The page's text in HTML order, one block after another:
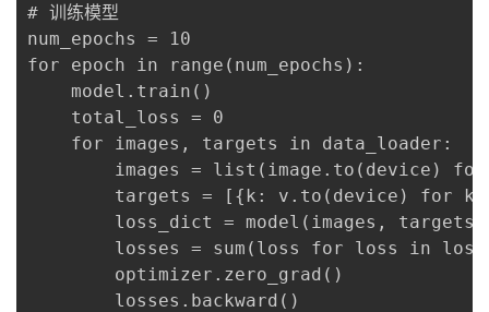
# 训练模型
num_epochs = 10
for epoch in range(num_epochs):
    model.train()
    total_loss = 0
    for images, targets in data_loader:
images = list(image.to(device)
targets = [{k: v.to(device) for
        loss_dict = model(images, targets)
losses = sum(loss for loss in
        optimizer.zero_grad()
        losses.backward()